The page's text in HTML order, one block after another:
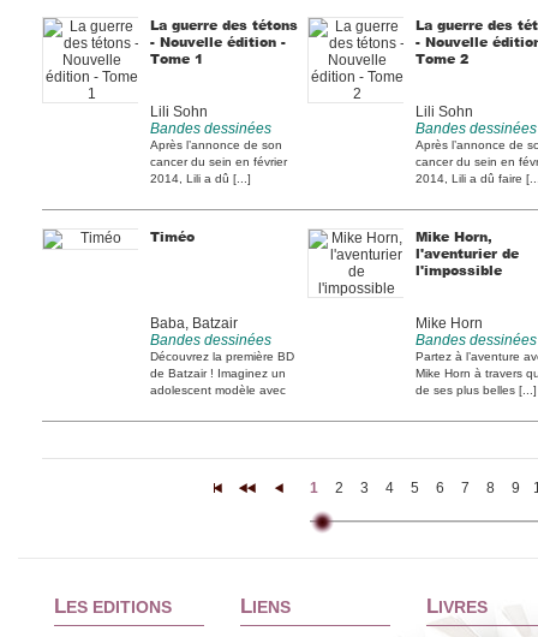
La guerre des tétons
- Nouvelle édition -
Tome 1
Lili Sohn
Bandes dessinées
Après l’annonce de son
cancer du sein en février
2014, Lili a dû [...]
La guerre des
- Nouvelle
Tome 2
Lili Sohn
Bandes dessinées
Après l’annonce de
cancer du sein en
2014, Lili a dû faire
Timéo
Baba, Batzair
Bandes dessinées
Découvrez la première BD
de Batzair ! Imaginez un
adolescent modèle avec
Mike Horn,
l'aventurier de
l'impossible
Mike Horn
Bandes dessinées
Partez à l’aventure
Mike Horn à travers
de ses plus belles [...]
1 2 3 4 5 6 7 8 9
LES EDITIONS LIENS LIVRES